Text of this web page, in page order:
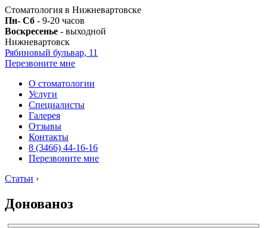
Стоматология в Нижневартовске
Пн- Сб - 9-20 часов
Воскресенье - выходной
Нижневартовск
Рябиновый бульвар, 11
Перезвоните мне
О стоматологии
Услуги
Специалисты
Галерея
Отзывы
Контакты
8 (3466) 44-16-16
Перезвоните мне
Статьи ›
Донованоз